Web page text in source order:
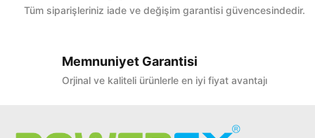
Tüm siparişleriniz iade ve değişim garantisi güvencesindedir.
Memnuniyet Garantisi
Orjinal ve kaliteli ürünlerle en iyi fiyat avantajı